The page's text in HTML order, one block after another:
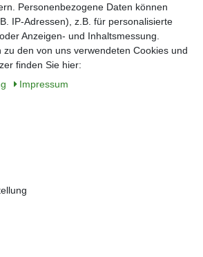
kostenlos abbestellen.
Deutschlands, Lieferzeiten für andere Länder
mit den Versandinformationen
Personenbezogene Daten können
IP-Adressen), z.B. für personalisierte
Anzeigen- und Inhaltsmessung.
den von uns verwendeten Cookies und
finden Sie hier:
Impressum